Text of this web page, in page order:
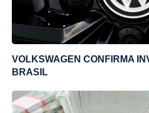
VOLKSWAGEN CONFIRMA
BRASIL